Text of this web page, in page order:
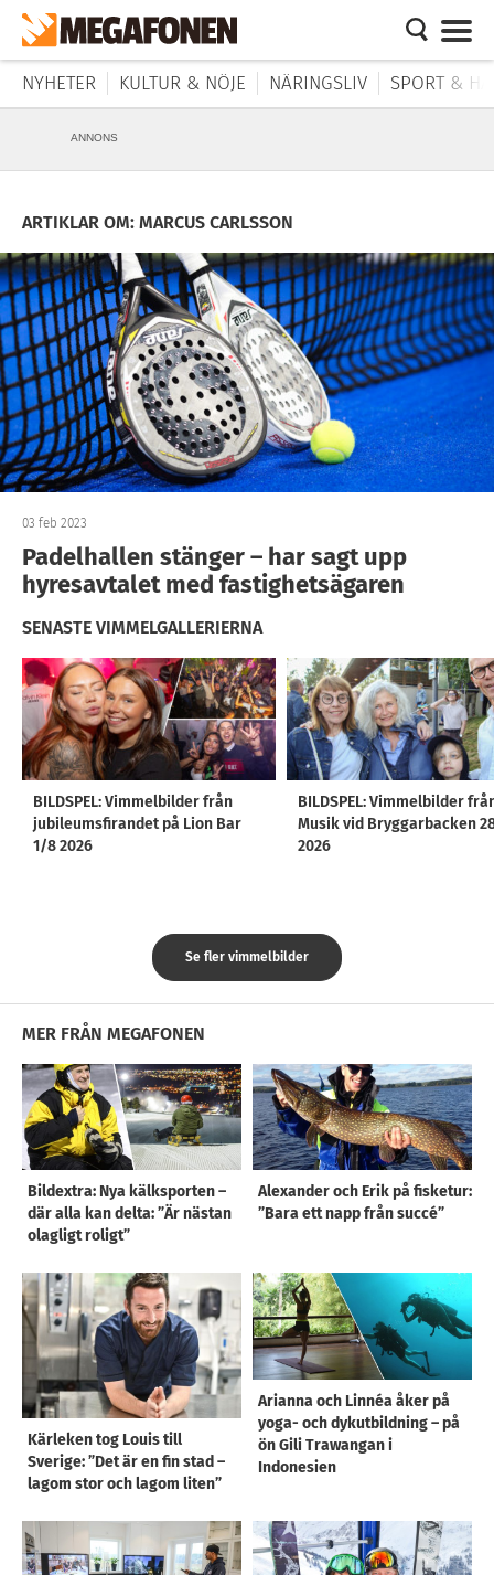
NYHETER KULTUR & NÖJE NÄRINGSLIV SPORT &
ANNONS
ARTIKLAR OM: MARCUS CARLSSON
03 feb 2023
Padelhallen stänger – har sagt upp
hyresavtalet med fastighetsägaren
SENASTE VIMMELGALLERIERNA
BILDSPEL: Vimmelbilder från
jubileumsfirandet på Lion Bar
1/8 2026
BILDSPEL: Vimmelbilder
Musik vid Bryggarbacken
2026
Se fler vimmelbilder
MER FRÅN MEGAFONEN
Bildextra: Nya kälksporten –
där alla kan delta: ”Är nästan
olagligt roligt”
Alexander och Erik på fisketur:
”Bara ett napp från succé”
Kärleken tog Louis till
Sverige: ”Det är en fin stad –
lagom stor och lagom liten”
Arianna och Linnéa åker på
yoga- och dykutbildning – på
ön Gili Trawangan i
Indonesien